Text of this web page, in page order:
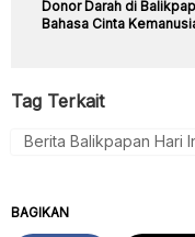
Donor Darah di
Bahasa Cinta
Tag Terkait
Berita Balikpapan Hari
BAGIKAN